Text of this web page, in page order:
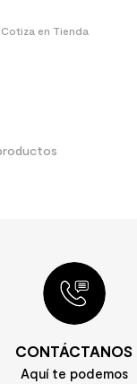
Cotiza en Tienda
CONTÁCTANOS
Aquí te podemos